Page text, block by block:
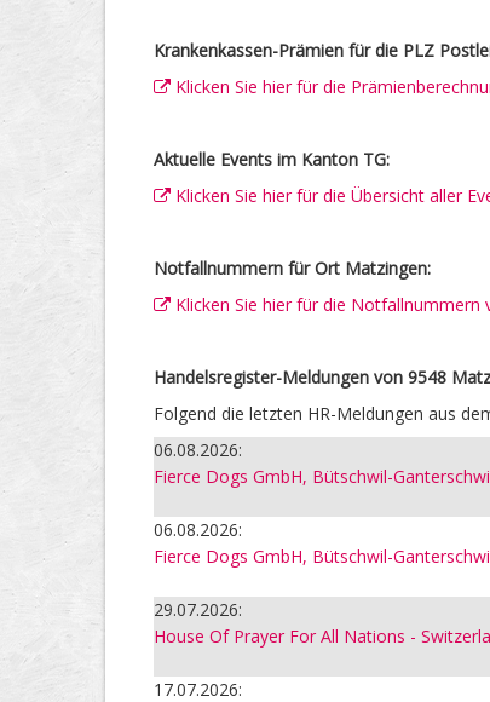
Krankenkassen-Prämien für die PLZ
Klicken Sie hier für die
Aktuelle Events im Kanton TG:
Klicken Sie hier für die Übersicht aller
Notfallnummern für Ort Matzingen:
Klicken Sie hier für die Notfallnummern
Handelsregister-Meldungen von 9548
Folgend die letzten HR-Meldungen aus
06.08.2026:
Fierce Dogs GmbH, Bütschwil-
06.08.2026:
Fierce Dogs GmbH, Bütschwil-
29.07.2026:
House Of Prayer For All Nations -
17.07.2026: